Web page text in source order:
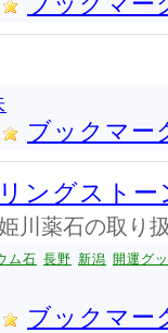
ブックマー
ングストー
川薬石の取り
ム石 長野 新潟 開運グ
ブックマー